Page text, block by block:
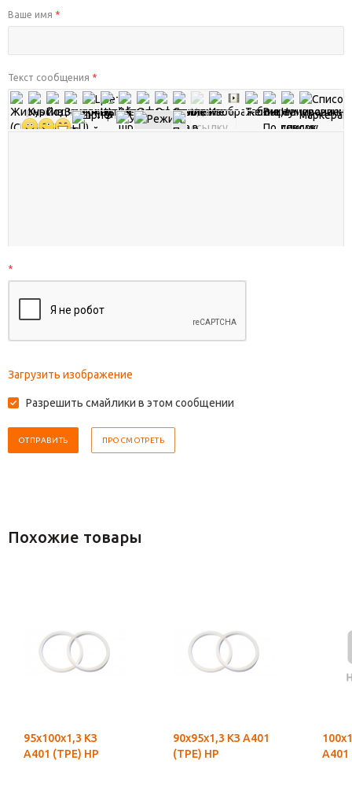
Ваше имя *
Текст сообщения *
*
Загрузить изображение
Разрешить смайлики в этом сообщении
Похожие товары
95х100х1,3 КЗ
А401 (ТРЕ) НР
90х95х1,3 КЗ А401
(ТРЕ) НР
А401